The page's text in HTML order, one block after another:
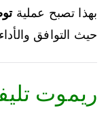
بهذا تصبح عملية
حيث التوافق
ريموت